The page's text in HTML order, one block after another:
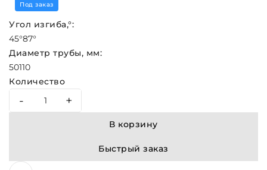
Под заказ
Угол изгиба,°:
45°87°
Диаметр трубы, мм:
50110
Количество
- +
В корзину
Быстрый заказ